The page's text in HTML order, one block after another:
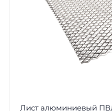
Лист алюминиевый